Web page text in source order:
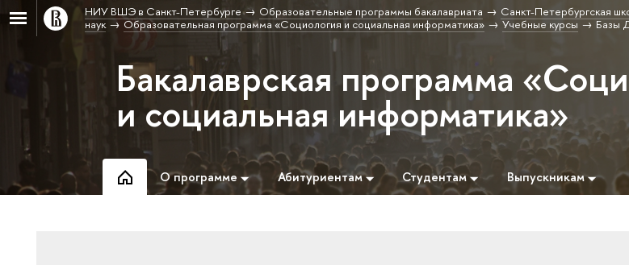
НИУ ВШЭ в Санкт-Петербурге Образовательные программы бакалавриата
Санкт-Петербургская
наук
Образовательная программа «Социология и социальная информатика» Учебные курсы Базы
Бакалаврская программа
и социальная информатика»
О программе Абитуриентам Студентам Выпускникам